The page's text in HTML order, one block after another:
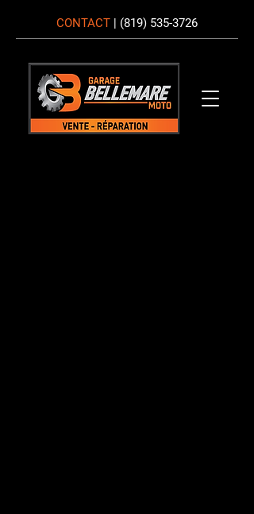
CONTACT | (819) 535-3726